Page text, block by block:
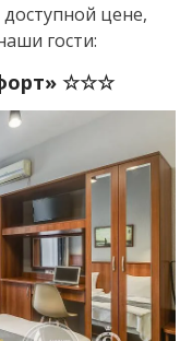
цене,
гости:
☆☆☆